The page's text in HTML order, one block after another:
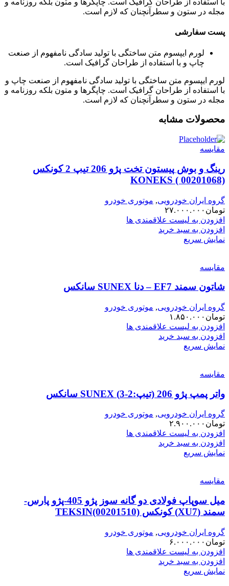
با استفاده از طراحان گرافیک است. چاپگرها و متون بلکه روزنامه و
مجله در ستون و سطرآنچنان که لازم است.
پست سفارشی
لورم ایپسوم متن ساختگی با تولید سادگی نامفهوم از صنعت
چاپ و با استفاده از طراحان گرافیک است.
لورم ایپسوم متن ساختگی با تولید سادگی نامفهوم از صنعت چاپ و
با استفاده از طراحان گرافیک است. چاپگرها و متون بلکه روزنامه و
مجله در ستون و سطرآنچنان که لازم است.
محصولات مشابه
مقایسه
رینگ و بوش پیستون تخت پژو 206 تیپ 2 کونکس
KONEKS ( 00201068)
گروه ایران خودرویی, موتوری خودرو
تومان ۲۷.۰۰۰.۰۰۰
افزودن به لیست علاقمندی ها
افزودن به سبد خرید
نمایش سریع
مقایسه
شاتون سمند EF7 – دنا SUNEX سانکس
گروه ایران خودرویی, موتوری خودرو
تومان ۱.۸۵۰.۰۰۰
افزودن به لیست علاقمندی ها
افزودن به سبد خرید
نمایش سریع
مقایسه
واتر پمپ پژو 206 (تیپ:2-3) SUNEX سانکس
گروه ایران خودرویی, موتوری خودرو
تومان ۲.۹۰۰.۰۰۰
افزودن به لیست علاقمندی ها
افزودن به سبد خرید
نمایش سریع
مقایسه
میل سوپاپ فولادی دو گانه سوز پژو 405-پژو پارس-
سمند (XU7) کونکس TEKSIN(00201510)
گروه ایران خودرویی, موتوری خودرو
تومان ۶.۰۰۰.۰۰۰
افزودن به لیست علاقمندی ها
افزودن به سبد خرید
نمایش سریع